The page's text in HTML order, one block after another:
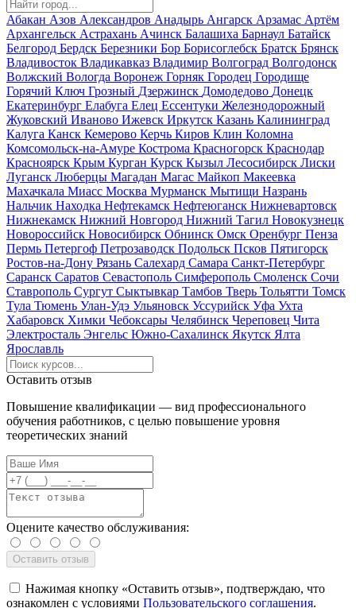
Абакан Азов Александров Анадырь Ангарск Арзамас Артём
Архангельск Астрахань Ачинск Балашиха Барнаул Батайск
Белгород Бердск Березники Бор Борисоглебск Братск Брянск
Владивосток Владикавказ Владимир Волгоград Волгодонск
Волжский Вологда Воронеж Горняк Городец Городище
Горячий Ключ Грозный Дзержинск Домодедово Донецк
Екатеринбург Елабуга Елец Ессентуки Железнодорожный
Жуковский Иваново Ижевск Иркутск Казань Калининград
Калуга Канск Кемерово Керчь Киров Клин Коломна
Комсомольск-на-Амуре Кострома Красногорск Краснодар
Красноярск Крым Курган Курск Кызыл Лесосибирск Лиски
Луганск Люберцы Магадан Магас Майкоп Макеевка
Махачкала Миасс Москва Мурманск Мытищи Назрань
Нальчик Находка Нефтекамск Нефтеюганск Нижневартовск
Нижнекамск Нижний Новгород Нижний Тагил Новокузнецк
Новороссийск Новосибирск Обнинск Омск Оренбург Пенза
Пермь Петергоф Петрозаводск Подольск Псков Пятигорск
Ростов-на-Дону Рязань Салехард Самара Санкт-Петербург
Саранск Саратов Севастополь Симферополь Смоленск Сочи
Ставрополь Сургут Сыктывкар Тамбов Тверь Тольятти Томск
Тула Тюмень Улан-Удэ Ульяновск Уссурийск Уфа Ухта
Хабаровск Химки Чебоксары Челябинск Череповец Чита
Электросталь Энгельс Южно-Сахалинск Якутск Ялта
Ярославль
Оставить отзыв
Повышение квалификации — вид профессионального
обучения работников, с целью повышение уровня
теоретических знаний
Оцените качество обслуживания:
Нажимая кнопку «Оставить отзыв», подтверждаю, что
ознакомлен с условиями Пользовательского соглашения.